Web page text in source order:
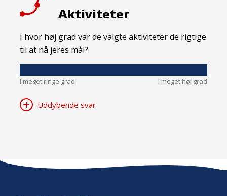
Aktiviteter
I hvor høj grad var de valgte aktiviteter de rigtige
til at nå jeres mål?
I meget ringe grad I meget høj grad
Uddybende svar